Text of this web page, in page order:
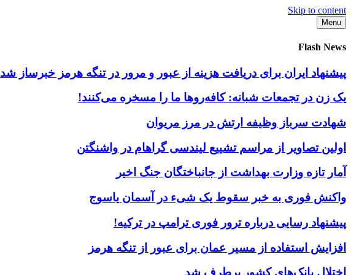
Skip to content
Menu
Flash News
پیشنهاد ایران برای دریافت هزینه از عبور و مرور در تنگه هرمز خبرساز شد
یک زن در تجمعات شبانه: کافه‌روها ما را مسخره می‌کنند!
شهادت سرباز وظیفه ارتش در مرز مریوان
اولین تصاویر از مراسم تشییع لیندسی گراهام در واشنگتن
آمار تازه وزارت بهداشت از جانباختگان جنگ اخیر
واکنش فوری به خبر سقوط یک شیء در آسمان یاسوج
پیشنهاد رسایی درباره ترور فوری ترامپ در ترکیه!
افزایش استفاده از مسیر عمان برای عبور از تنگه هرمز
اختلال بانک‌های کشور برطرف شد